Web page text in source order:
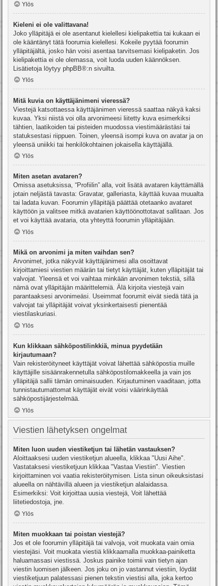
Ylös
Kieleni ei ole valittavana!
Joko ylläpitäjä ei ole asentanut kielellesi kielipakettia tai kukaan ei
ole kääntänyt tätä foorumia kielellesi. Kokeile pyytää foorumin
ylläpitäjältä, josko hän voisi asentaa tarvitsemasi kielipaketin. Jos
kielipakettia ei ole olemassa, voit luoda uuden käännöksen.
Lisätietoja löytyy phpBB®:n sivuilta.
Ylös
Mitä kuvia on käyttäjänimeni vieressä?
Viestejä katsottaessa käyttäjänimen vieressä saattaa näkyä kaksi
kuvaa. Yksi niistä voi olla arvonimeesi liitetty kuva esimerkiksi
tähtien, laatikoiden tai pisteiden muodossa viestimäärästäsi tai
statuksestasi riippuen. Toinen, yleensä isompi kuva on avatar ja on
yleensä uniikki tai henkilökohtainen jokaisella käyttäjällä.
Ylös
Miten asetan avataren?
Omissa asetuksissa, “Profiilin” alla, voit lisätä avataren käyttämällä
jotain neljästä tavasta: Gravatar, galleriasta, käyttää kuvaa muualta
tai ladata kuvan. Foorumin ylläpitäjä päättää otetaanko avataret
käyttöön ja valitsee mitkä avatarien käyttöönottotavat sallitaan. Jos
et voi käyttää avataria, ota yhteyttä foorumin ylläpitäjään.
Ylös
Mikä on arvonimi ja miten vaihdan sen?
Arvonimet, jotka näkyvät käyttäjänimesi alla osoittavat
kirjoittamiesi viestien määrän tai tietyt käyttäjät, kuten ylläpitäjät tai
valvojat. Yleensä et voi vaihtaa minkään arvonimen tekstiä, sillä
nämä ovat ylläpitäjän määrittelemiä. Älä kirjoita viestejä vain
parantaaksesi arvonimeäsi. Useimmat foorumit eivät siedä tätä ja
valvojat tai ylläpitäjät voivat yksinkertaisesti pienentää
viestilaskuriasi.
Ylös
Kun klikkaan sähköpostilinkkiä, minua pyydetään
kirjautumaan?
Vain rekisteröityneet käyttäjät voivat lähettää sähköpostia muille
käyttäjille sisäänrakennetulla sähköpostilomakkeella ja vain jos
ylläpitäjä sallii tämän ominaisuuden. Kirjautuminen vaaditaan, jotta
tunnistautumattomat käyttäjät eivät voisi väärinkäyttää
sähköpostijärjestelmää.
Ylös
Viestien lähetyksen ongelmat
Miten luon uuden viestiketjun tai lähetän vastauksen?
Aloittaaksesi uuden viestiketjun alueella, klikkaa "Uusi Aihe".
Vastataksesi viestiketjuun klikkaa "Vastaa Viestiin". Viestien
kirjoittaminen voi vaatia rekisteröitymisen. Lista sinun oikeuksistasi
alueella on nähtävillä alueen ja viestiketjun alalaidassa.
Esimerkiksi: Voit kirjoittaa uusia viestejä, Voit lähettää
liitetiedostoja, jne.
Ylös
Miten muokkaan tai poistan viestejä?
Jos et ole foorumin ylläpitäjä tai valvoja, voit muokata vain omia
viestejäsi. Voit muokata viestiä klikkaamalla muokkaa-painiketta
haluamassasi viestissä. Joskus painike toimii vain tietyn ajan
viestin luomisen jälkeen. Jos joku on jo vastannut viestiin, löydät
viestiketjuun palatessasi pienen tekstin viestisi alla, joka kertoo